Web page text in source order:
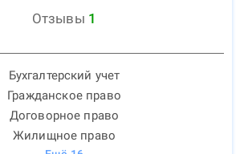
Отзывы 1
Бухгалтерский учет
Гражданское право
Договорное право
Жилищное право